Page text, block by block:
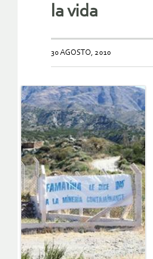
la vida
30 AGOSTO, 2010